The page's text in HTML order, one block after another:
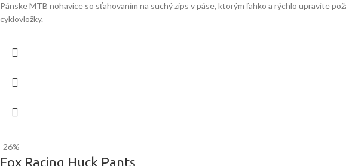
Pánske MTB nohavice so sťahovaním na suchý zips v páse, ktorým ľahko a rýchlo upravíte
cyklovložky.
-26%
Fox Racing Huck Pants